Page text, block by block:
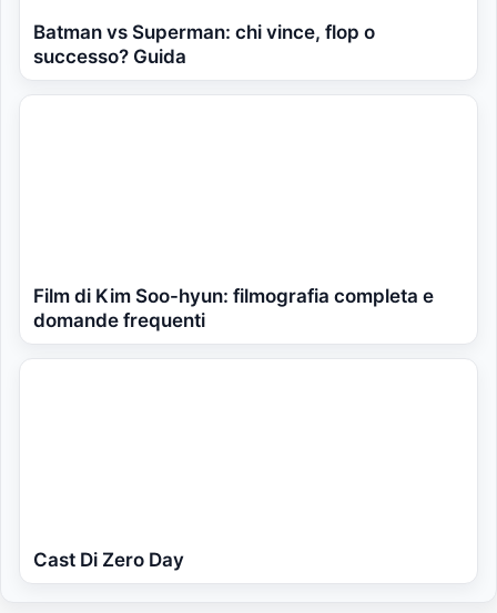
Batman vs Superman: chi vince, flop o
successo? Guida
Film di Kim Soo-hyun: filmografia completa e
domande frequenti
Cast Di Zero Day